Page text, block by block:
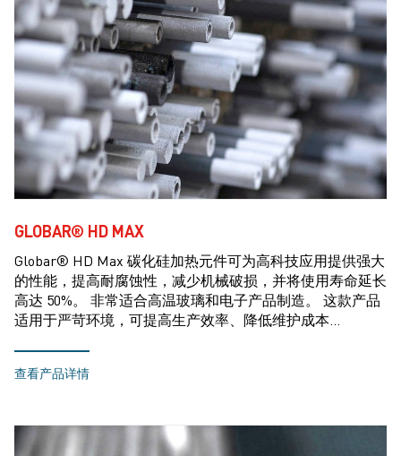
GLOBAR® HD MAX
Globar® HD Max 碳化硅加热元件可为高科技应用提供强大
的性能，提高耐腐蚀性，减少机械破损，并将使用寿命延长
高达 50%。 非常适合高温玻璃和电子产品制造。 这款产品
适用于严苛环境，可提高生产效率、降低维护成本…
查看产品详情